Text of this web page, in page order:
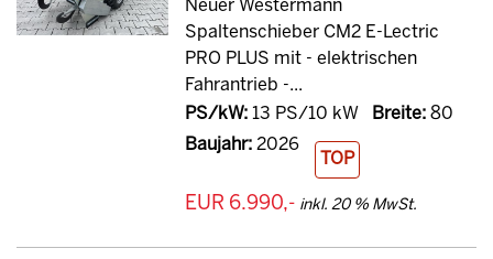
Neuer Westermann
Spaltenschieber CM2 E-Lectric
PRO PLUS mit - elektrischen
Fahrantrieb -...
PS/kW:13 PS/10 kW Breite:80
Baujahr:2026
TOP
EUR 6.990,- inkl. 20 % MwSt.